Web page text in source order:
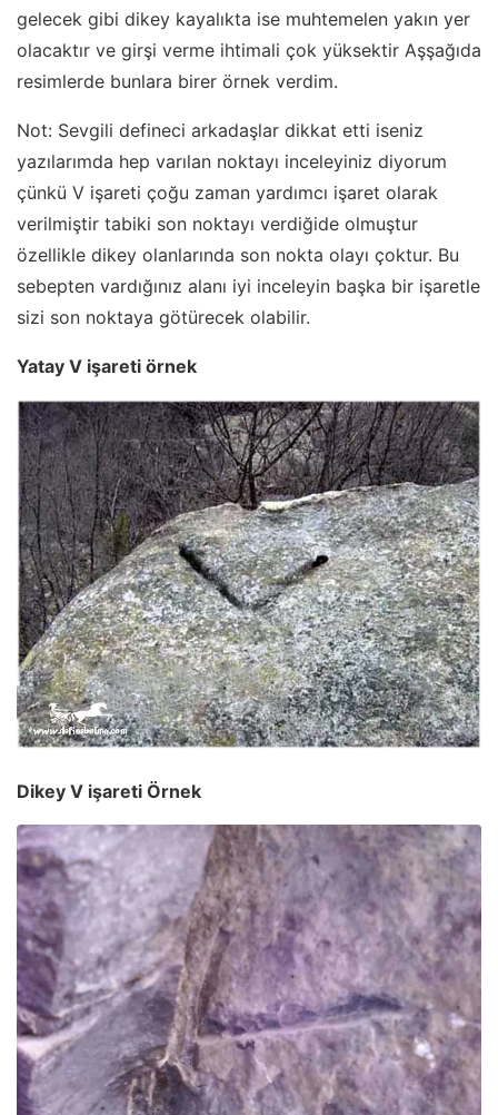
gelecek gibi dikey kayalıkta ise muhtemelen yakın yer
olacaktır ve girşi verme ihtimali çok yüksektir Aşşağıda
resimlerde bunlara birer örnek verdim.
Not: Sevgili defineci arkadaşlar dikkat etti iseniz
yazılarımda hep varılan noktayı inceleyiniz diyorum
çünkü V işareti çoğu zaman yardımcı işaret olarak
verilmiştir tabiki son noktayı verdiğide olmuştur
özellikle dikey olanlarında son nokta olayı çoktur. Bu
sebepten vardığınız alanı iyi inceleyin başka bir işaretle
sizi son noktaya götürecek olabilir.
Yatay V işareti örnek
Dikey V işareti Örnek